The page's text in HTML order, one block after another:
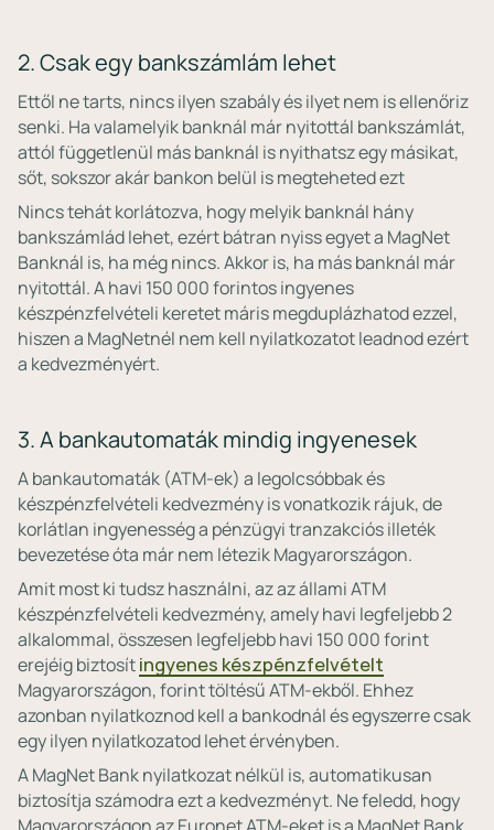
2. Csak egy bankszámlám lehet
Ettől ne tarts, nincs ilyen szabály és ilyet nem is ellenőriz
senki. Ha valamelyik banknál már nyitottál bankszámlát,
attól függetlenül más banknál is nyithatsz egy másikat,
sőt, sokszor akár bankon belül is megteheted ezt
Nincs tehát korlátozva, hogy melyik banknál hány
bankszámlád lehet, ezért bátran nyiss egyet a MagNet
Banknál is, ha még nincs. Akkor is, ha más banknál már
nyitottál. A havi 150 000 forintos ingyenes
készpénzfelvételi keretet máris megduplázhatod ezzel,
hiszen a MagNetnél nem kell nyilatkozatot leadnod ezért
a kedvezményért.
3. A bankautomaták mindig ingyenesek
A bankautomaták (ATM-ek) a legolcsóbbak és
készpénzfelvételi kedvezmény is vonatkozik rájuk, de
korlátlan ingyenesség a pénzügyi tranzakciós illeték
bevezetése óta már nem létezik Magyarországon.
Amit most ki tudsz használni, az az állami ATM
készpénzfelvételi kedvezmény, amely havi legfeljebb 2
alkalommal, összesen legfeljebb havi 150 000 forint
erejéig biztosítingyenes készpénzfelvételt
Magyarországon, forint töltésű ATM-ekből. Ehhez
azonban nyilatkoznod kell a bankodnál és egyszerre csak
egy ilyen nyilatkozatod lehet érvényben.
A MagNet Bank nyilatkozat nélkül is, automatikusan
biztosítja számodra ezt a kedvezményt. Ne feledd, hogy
Magyarországon az Euronet ATM-eket is a MagNet Bank